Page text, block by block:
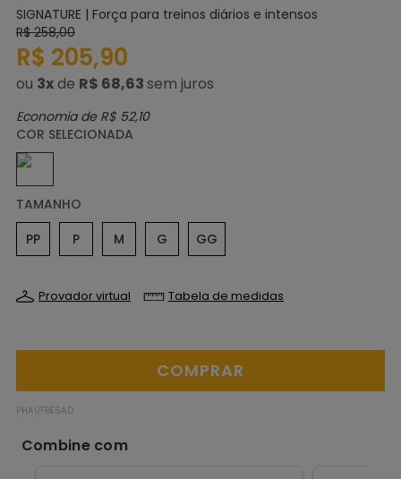
SIGNATURE | Força para treinos diários e intensos
R$ 258,00
R$ 205,90
ou 3xde R$ 68,63
Economia de R$ 52,10
TAMANHO
PP
P M G GG
Provador virtual Tabela de medidas
PHAUFBESAD